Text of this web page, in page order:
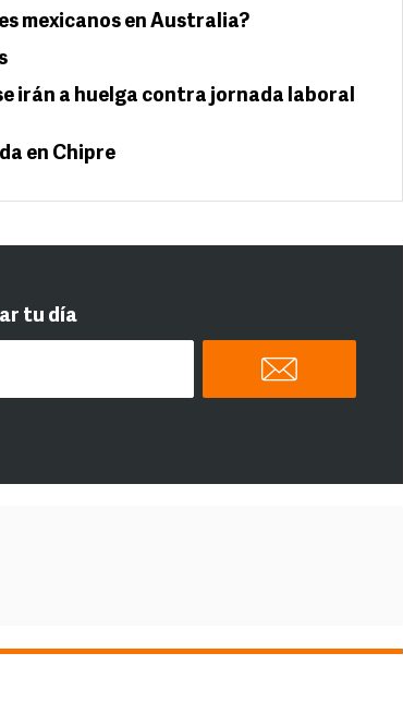
mexicanos en Australia?
irán a huelga contra jornada laboral
en Chipre
tu día